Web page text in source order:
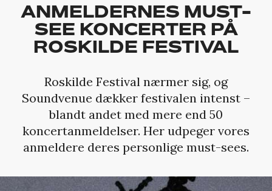
ANMELDERNES MUST-
SEE KONCERTER PÅ
ROSKILDE FESTIVAL
Roskilde Festival nærmer sig, og
Soundvenue dækker festivalen intenst –
blandt andet med mere end 50
koncertanmeldelser. Her udpeger vores
anmeldere deres personlige must-sees.